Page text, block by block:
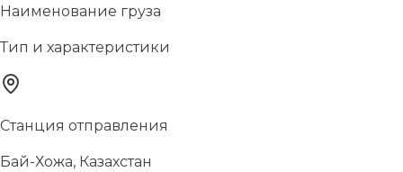
Наименование груза
Тип и характеристики
Станция отправления
Бай-Хожа, Казахстан